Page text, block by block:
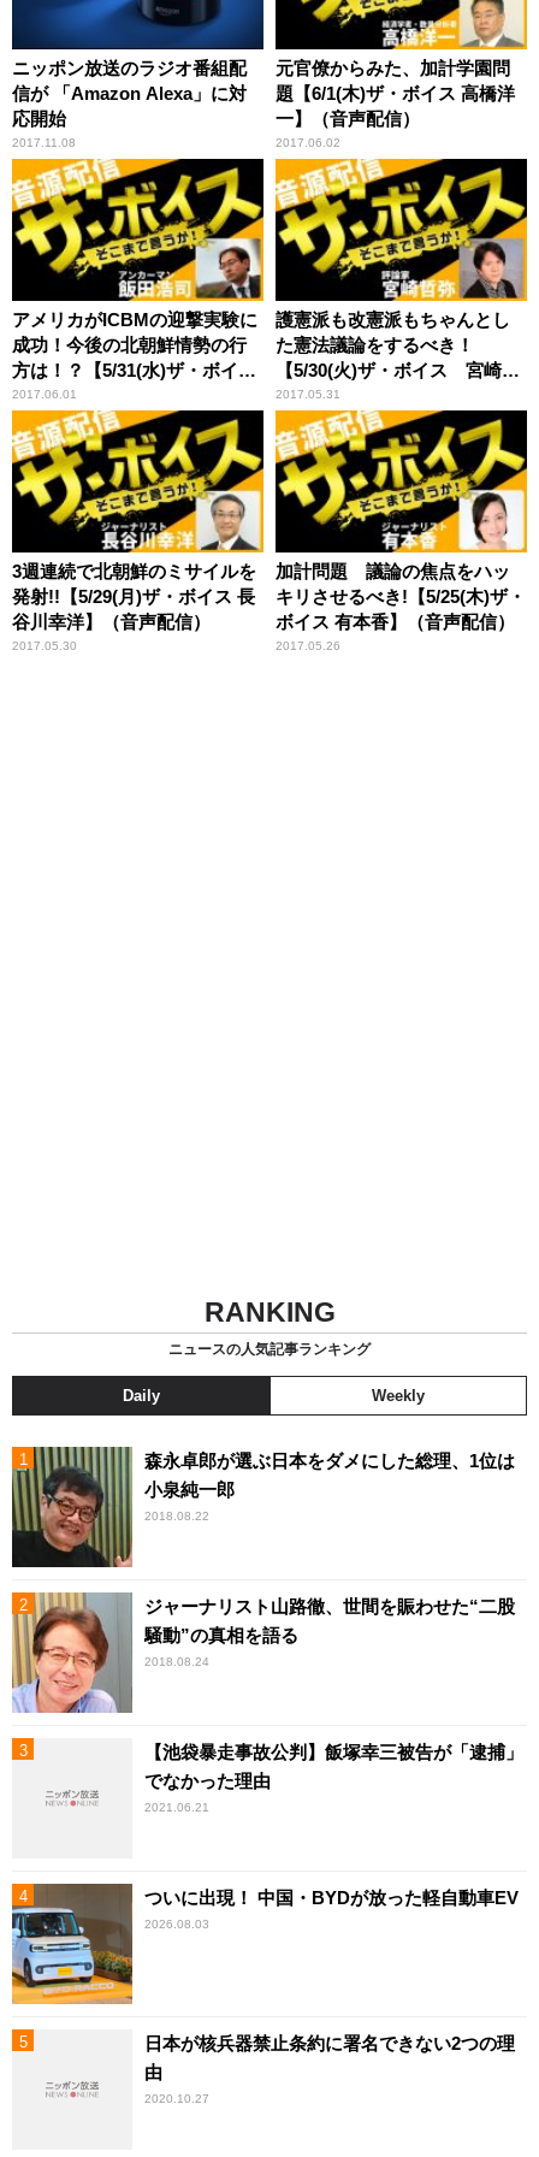
ニッポン放送のラジオ番組配
信が 「Amazon Alexa」に対
応開始
2017.11.08
元官僚からみた、加計学園問
題【6/1(木)ザ・ボイス 高橋洋
一】（音声配信）
2017.06.02
アメリカがICBMの迎撃実験に
成功！今後の北朝鮮情勢の行
方は！？【5/31(水)ザ・ボイス
モーリー・ロバートソン】
（音声配信）
2017.06.01
護憲派も改憲派もちゃんとし
た憲法議論をするべき！
【5/30(火)ザ・ボイス 宮崎哲
弥×井上達夫】（音声配信）
2017.05.31
3週連続で北朝鮮のミサイルを
発射!!【5/29(月)ザ・ボイス 長
谷川幸洋】（音声配信）
2017.05.30
加計問題 議論の焦点をハッ
キリさせるべき!【5/25(木)ザ・
ボイス 有本香】（音声配信）
2017.05.26
RANKING
ニュースの人気記事ランキング
Daily Weekly
森永卓郎が選ぶ日本をダメにした総理、1位は
小泉純一郎
2018.08.22
ジャーナリスト山路徹、世間を賑わせた“二股
騒動”の真相を語る
2018.08.24
【池袋暴走事故公判】飯塚幸三被告が「逮捕」
でなかった理由
2021.06.21
ついに出現！ 中国・BYDが放った軽自動車EV
2026.08.03
日本が核兵器禁止条約に署名できない2つの理
由
2020.10.27